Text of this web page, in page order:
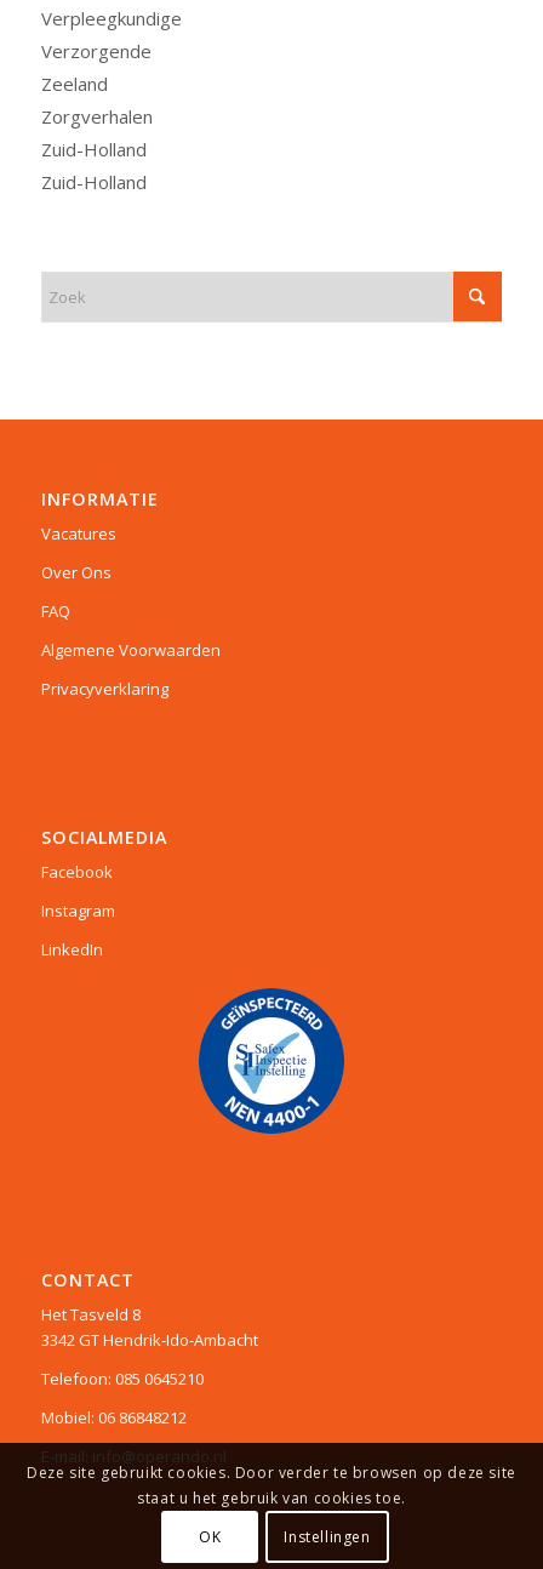
Verpleegkundige
Verzorgende
Zeeland
Zorgverhalen
Zuid-Holland
Zuid-Holland
INFORMATIE
Vacatures
Over Ons
FAQ
Algemene Voorwaarden
Privacyverklaring
SOCIALMEDIA
Facebook
Instagram
LinkedIn
CONTACT
Het Tasveld 8
3342 GT Hendrik-Ido-Ambacht
Telefoon: 085 0645210
Mobiel: 06 86848212
E-mail: info@operando.nl
Deze site gebruikt cookies. Door verder te browsen op deze site
staat u het gebruik van cookies toe.
OK
Instellingen